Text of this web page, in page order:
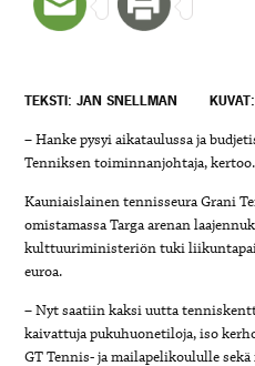
TEKSTI: JAN SNELLMAN
– Hanke pysyi aikataulussa ja
Tenniksen toiminnanjohtaja, kertoo.
Kauniaislainen tennisseura Grani
omistamassa Targa arenan
kulttuuriministeriön tuki
euroa.
– Nyt saatiin kaksi uutta
kaivattuja pukuhuonetiloja, iso
GT Tennis- ja mailapelikoululle